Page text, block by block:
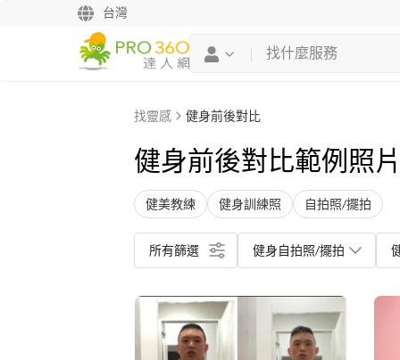
台灣
找靈感 健身前後對比
健身前後對比範例照
健美教練 健身訓練照 自拍照/擺拍
所有篩選 健身自拍照/擺拍